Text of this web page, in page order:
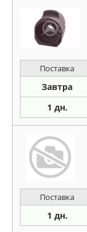
Поставка
Завтра
1 дн.
Поставка
1 дн.